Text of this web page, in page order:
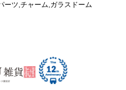
ーツ,チャーム,ガラスドーム